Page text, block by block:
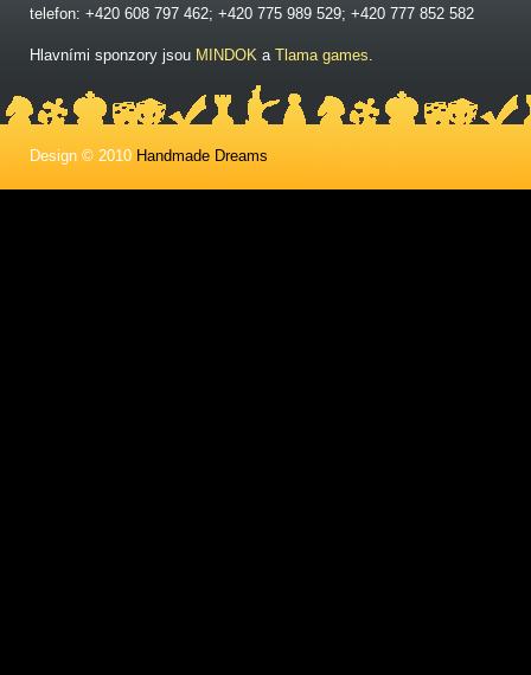
telefon: +420 608 797 462; +420 775 989 529; +420 777 852 582
Hlavními sponzory jsou MINDOK a Tlama games.
Design © 2010 Handmade Dreams